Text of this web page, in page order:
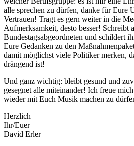
alle sprechen zu dürfen, danke für Eure
Vertrauen! Tragt es gern weiter in die
Aufmerksamkeit, desto besser! Schreibt
Bundestagsabgeordneten und schildert
Eure Gedanken zu den
damit möglichst viele Politiker merken,
drängend ist!
Und ganz wichtig: bleibt gesund und
gesegnet alle miteinander! Ich freue
wieder mit Euch Musik machen zu
Herzlich –
Ihr/Euer
David Erler